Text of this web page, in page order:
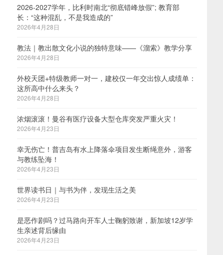
2026-2027学年，比利时南北“彻底错峰放假”; 教育部
长：“这种混乱，不是我造成的”
2026年4月28日
教法｜教出散文化小说的独特意味——《溜索》教学分享
2026年4月28日
外校天团+特级教师一对一，建校仅一年交出惊人成绩单：
这所高中什么来头？
2026年4月28日
浓烟滚滚！曼谷有医疗设备大型仓库突发严重火灾！
2026年4月23日
幸无伤亡！普吉岛有水上降落伞项目发生断绳意外，游客
与教练坠海！
2026年4月23日
世界读书日｜与书为伴，发现生活之美
2026年4月23日
是恶作剧吗？过马路向开车人士鞠躬致谢，新加坡12岁学
生亲述背后缘由
2026年4月23日